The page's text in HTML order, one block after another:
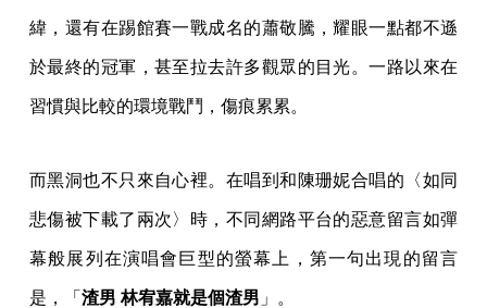
緯，還有在踢館賽一戰成名的蕭敬騰，耀眼一點都不遜
於最終的冠軍，甚至拉去許多觀眾的目光。一路以來在
習慣與比較的環境戰鬥，傷痕累累。
而黑洞也不只來自心裡。在唱到和陳珊妮合唱的〈如同
悲傷被下載了兩次〉時，不同網路平台的惡意留言如彈
幕般展列在演唱會巨型的螢幕上，第一句出現的留言
是，「 渣男 林宥嘉就是個渣男 」。